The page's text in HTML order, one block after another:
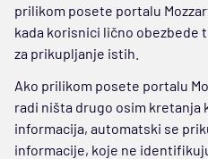
prilikom posete portalu
kada korisnici lično obezbede
za prikupljanje istih.
Ako prilikom posete portalu
radi ništa drugo osim kretanja
informacija, automatski se
informacije, koje ne